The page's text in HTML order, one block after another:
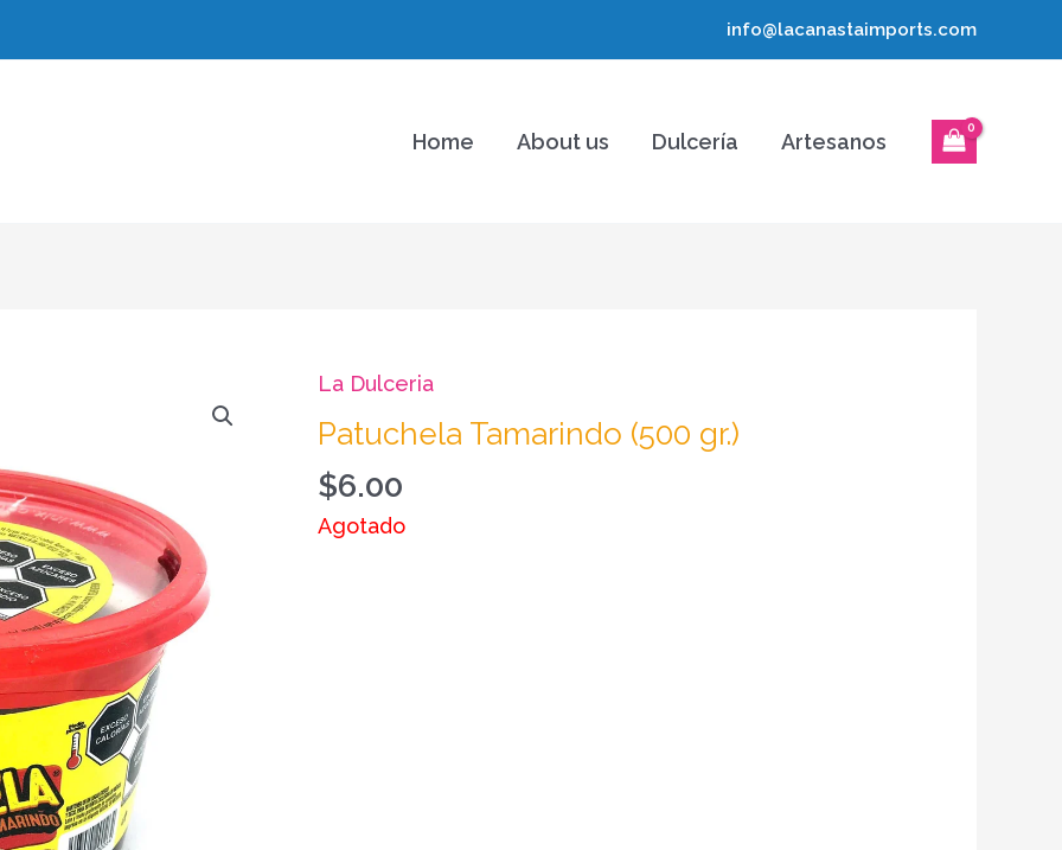
info@lacanastaimports.com
Home About us Dulcería Artesanos
La Dulceria
Patuchela Tamarindo (500 gr.)
$6.00
Agotado